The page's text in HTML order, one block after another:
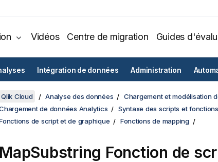
Vidéos Centre de migration Guides
Intégration de données Administration
Qlik Cloud Analyse des données
Chargement et modélisation
de données Analytics
Syntaxe des scripts et
de script et de graphique
Fonctions de mapping
MapSubstring Fonction de